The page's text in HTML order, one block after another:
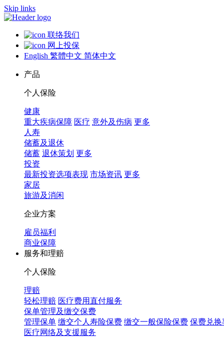
Skip links
联络我们
网上投保
English 繁體中文 简体中文
产品
个人保险
健康
重大疾病保障 医疗 意外及伤病 更多
人寿
储蓄及退休
储蓄 退休策划 更多
投资
最新投资选项表现 市场资讯 更多
家居
旅游及消闲
企业方案
雇员福利
商业保障
服务和理赔
个人保险
理赔
轻松理赔 医疗费用直付服务
保单管理及缴交保费
管理保单 缴交个人寿险保费 缴交一般保险保费 保费兑换
医疗网络及支援服务